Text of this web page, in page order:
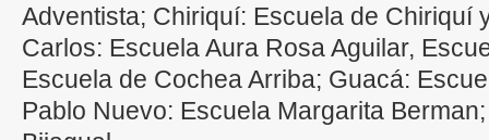
Adventista; Chiriquí: Escuela de Chiriquí
Carlos: Escuela Aura Rosa Aguilar,
Escuela de Cochea Arriba; Guacá:
Pablo Nuevo: Escuela Margarita